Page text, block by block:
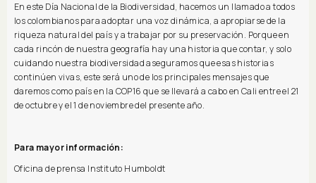
En este Día Nacional de la Biodiversidad, hacemos un llamado a todos
los colombianos para adoptar una voz dinámica, a apropiarse de la
riqueza natural del país y a trabajar por su preservación. Porque en
cada rincón de nuestra geografía hay una historia que contar, y solo
cuidando nuestra biodiversidad aseguramos que esas historias
continúen vivas, este será uno de los principales mensajes que
daremos como país en la COP16 que se llevará a cabo en Cali entre el 21
de octubre y el 1 de noviembre del presente año.
Para mayor información:
Oficina de prensa Instituto Humboldt